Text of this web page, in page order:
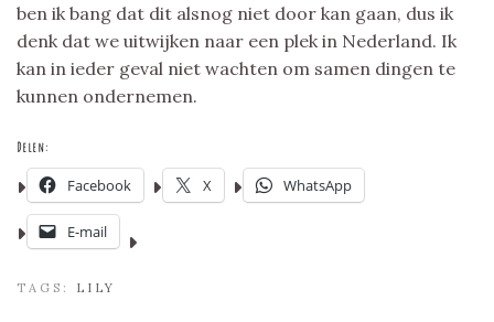
ben ik bang dat dit alsnog niet door kan gaan, dus ik
denk dat we uitwijken naar een plek in Nederland. Ik
kan in ieder geval niet wachten om samen dingen te
kunnen ondernemen.
Delen:
Facebook X WhatsApp
E-mail
TAGS: LILY